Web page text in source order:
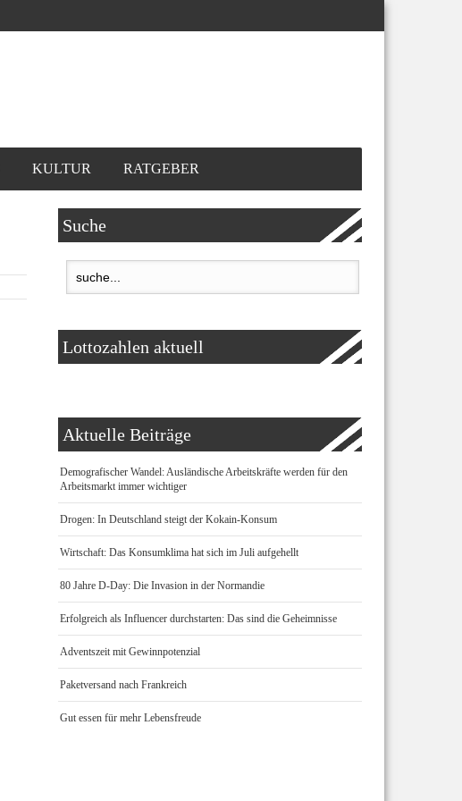
KULTUR RATGEBER
Suche
Lottozahlen aktuell
Aktuelle Beiträge
Demografischer Wandel: Ausländische Arbeitskräfte werden für den
Arbeitsmarkt immer wichtiger
Drogen: In Deutschland steigt der Kokain-Konsum
Wirtschaft: Das Konsumklima hat sich im Juli aufgehellt
80 Jahre D-Day: Die Invasion in der Normandie
Erfolgreich als Influencer durchstarten: Das sind die Geheimnisse
Adventszeit mit Gewinnpotenzial
Paketversand nach Frankreich
Gut essen für mehr Lebensfreude